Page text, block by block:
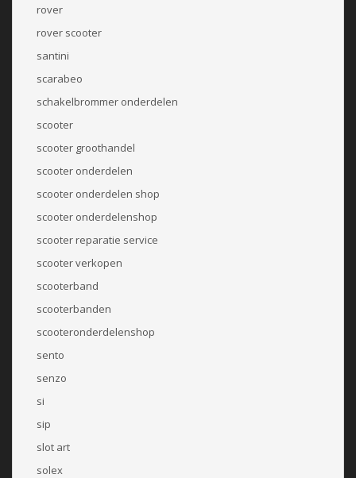
rover
rover scooter
santini
scarabeo
schakelbrommer onderdelen
scooter
scooter groothandel
scooter onderdelen
scooter onderdelen shop
scooter onderdelenshop
scooter reparatie service
scooter verkopen
scooterband
scooterbanden
scooteronderdelenshop
sento
senzo
si
sip
slot art
solex